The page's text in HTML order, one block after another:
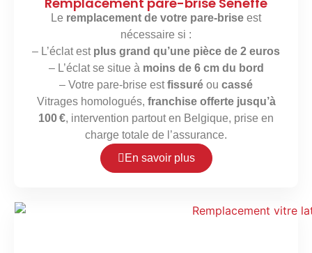
Le remplacement de votre pare-brise est
nécessaire si :
– L’éclat est plus grand qu’une pièce de 2 euros
– L’éclat se situe à moins de 6 cm du bord
– Votre pare-brise estfissuré ou cassé
Vitrages homologués, franchise offerte jusqu’à
100 €, intervention partout en Belgique, prise en
charge totale de l’assurance.
En savoir plus